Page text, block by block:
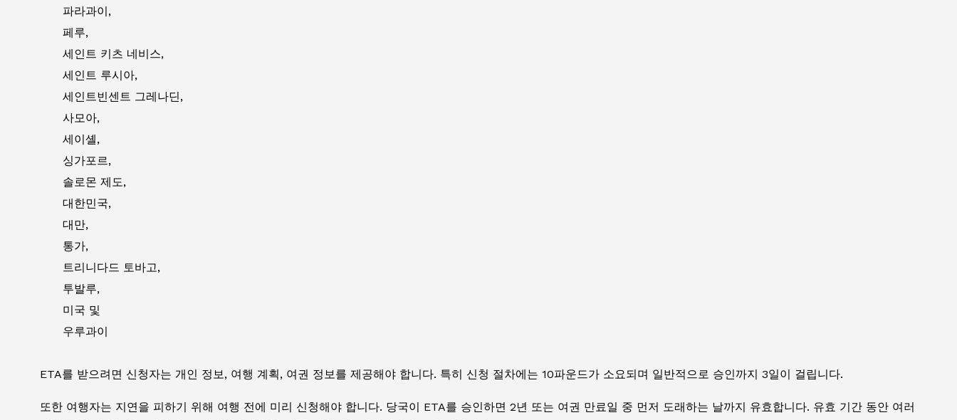
파라과이,
페루,
세인트 키츠 네비스,
세인트 루시아,
세인트빈센트 그레나딘,
사모아,
세이셸,
싱가포르,
솔로몬 제도,
대한민국,
대만,
통가,
트리니다드 토바고,
투발루,
미국 및
우루과이
ETA를 받으려면 신청자는 개인 정보, 여행 계획, 여권 정보를 제공해야 합니다. 특히 신청 절차에는 10파운드가 소요되며 일반적으로 승인까지 3일이 걸립니다.
또한 여행자는 지연을 피하기 위해 여행 전에 미리 신청해야 합니다. 당국이 ETA를 승인하면 2년 또는 여권 만료일 중 먼저 도래하는 날까지 유효합니다. 유효 기간 동안 여러